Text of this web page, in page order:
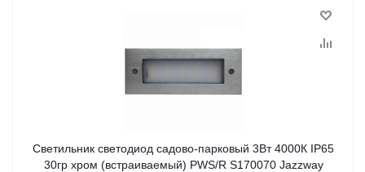
Светильник светодиод садово-парковый 3Вт 4000К IP65
30гр хром (встраиваемый) PWS/R S170070 Jazzway